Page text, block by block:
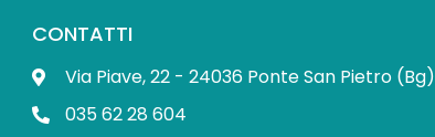
CONTATTI
Via Piave, 22 - 24036 Ponte San Pietro (Bg)
035 62 28 604